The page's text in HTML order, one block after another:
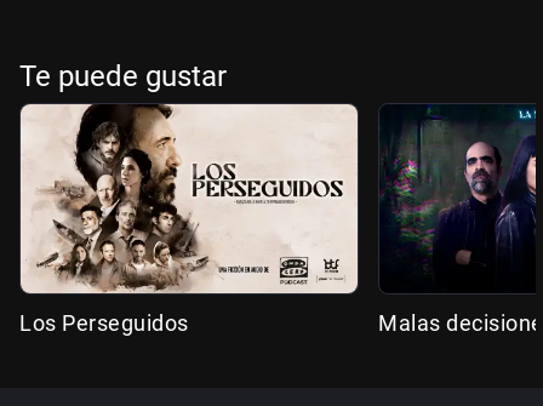
Te puede gustar
Los Perseguidos Malas